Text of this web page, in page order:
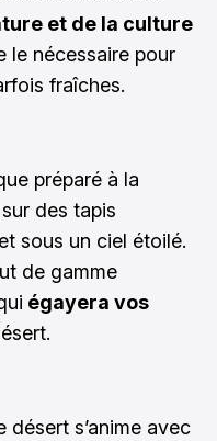
et de la culture
le nécessaire pour
fraîches.
préparé à la
des tapis
sous un ciel étoilé.
de gamme
égayera vos
s’anime avec